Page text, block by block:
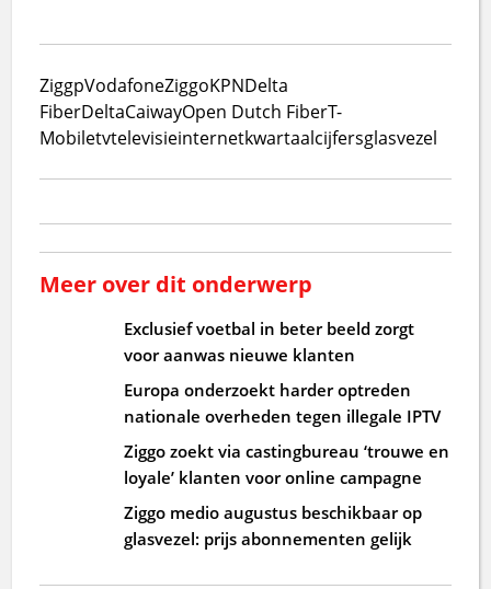
ZiggpVodafoneZiggoKPNDelta
FiberDeltaCaiwayOpen Dutch FiberT-
Mobiletvtelevisieinternetkwartaalcijfersglasvezel
Meer over dit onderwerp
Exclusief voetbal in beter beeld zorgt
voor aanwas nieuwe klanten
Europa onderzoekt harder optreden
nationale overheden tegen illegale IPTV
Ziggo zoekt via castingbureau ‘trouwe en
loyale’ klanten voor online campagne
Ziggo medio augustus beschikbaar op
glasvezel: prijs abonnementen gelijk